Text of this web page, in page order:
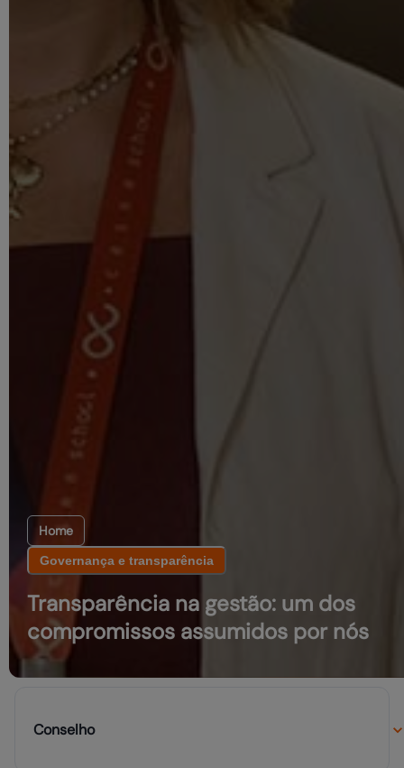
Home
Governança e transparência
Transparência na gestão: um dos
compromissos assumidos por nós
Conselho